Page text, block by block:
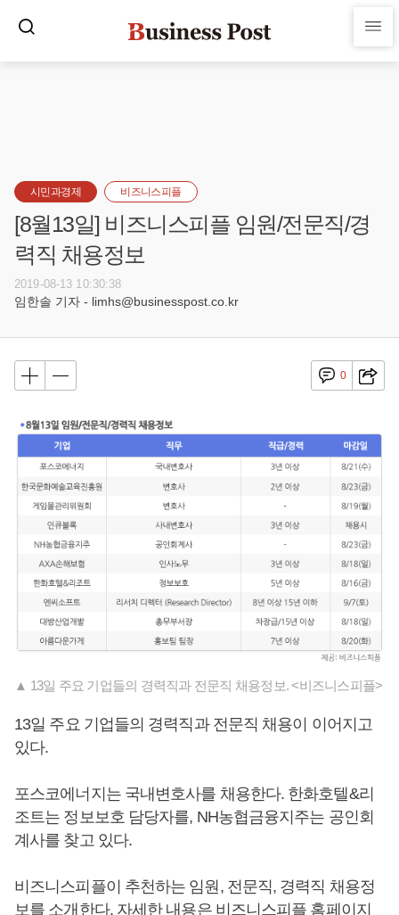
시민과경제 비즈니스피플
[8월13일] 비즈니스피플 임원/전문직/경
력직 채용정보
2019-08-13 10:30:38
임한솔 기자 - limhs@businesspost.co.kr
0
▲ 13일 주요 기업들의 경력직과 전문직 채용정보. <비즈니스피플>
13일 주요 기업들의 경력직과 전문직 채용이 이어지고
있다.
포스코에너지는 국내변호사를 채용한다. 한화호텔&리
조트는 정보보호 담당자를, NH농협금융지주는 공인회
계사를 찾고 있다.
비즈니스피플이 추천하는 임원, 전문직, 경력직 채용정
보를 소개한다. 자세한 내용은 비즈니스피플 홈페이지